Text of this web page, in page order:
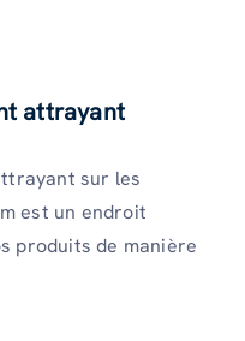
attrayant
sur les
est un endroit
produits de manière